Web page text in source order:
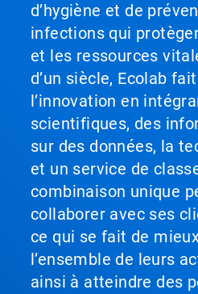
d’hygiène et de
infections qui
et les ressources
d’un siècle, Ecolab
l’innovation en
scientifiques, des
sur des données, la
et un service de
combinaison unique
collaborer avec ses
ce qui se fait de
l’ensemble de leurs
ainsi à atteindre des